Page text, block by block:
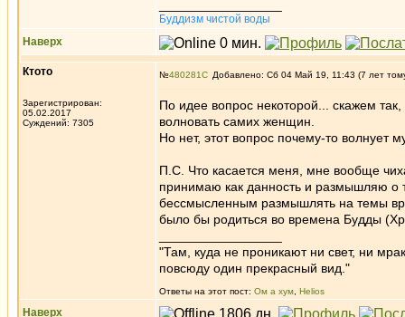
Буддизм чистой воды
Наверх
Ктото
Зарегистрирован:
05.02.2017
Суждений: 7305
№480281 Добавлено: Сб 04 Май 19, 11:43 (7 лет
По идее вопрос некоторой... скажем
волновать самих женщин.
Но нет, этот вопрос почему-то волнует
П.С. Что касается меня, мне вообще
принимаю как данность и размышляю о
бессмысленным размышлять на темы
было бы родиться во времена Будды
"Там, куда не проникают ни свет, ни
повсюду один прекрасный вид."
Ответы на этот пост: Ом а хум Helios
Наверх